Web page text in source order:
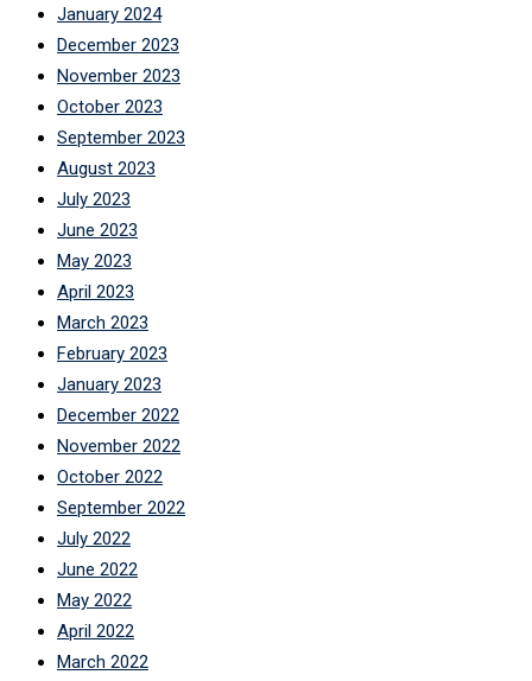
January 2024
December 2023
November 2023
October 2023
September 2023
August 2023
July 2023
June 2023
May 2023
April 2023
March 2023
February 2023
January 2023
December 2022
November 2022
October 2022
September 2022
July 2022
June 2022
May 2022
April 2022
March 2022